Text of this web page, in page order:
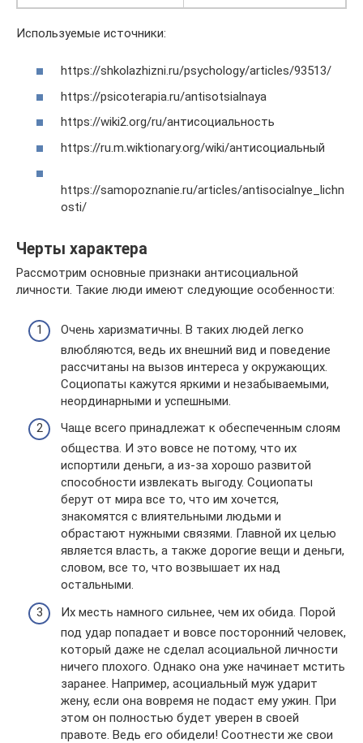
Используемые источники:
https://shkolazhizni.ru/psychology/articles/93513/
https://psicoterapia.ru/antisotsialnaya
https://wiki2.org/ru/антисоциальность
https://ru.m.wiktionary.org/wiki/антисоциальный
https://samopoznanie.ru/articles/antisocialnye_lichn
osti/
Черты характера
Рассмотрим основные признаки антисоциальной
личности. Такие люди имеют следующие особенности:
Очень харизматичны. В таких людей легко
влюбляются, ведь их внешний вид и поведение
рассчитаны на вызов интереса у окружающих.
Социопаты кажутся яркими и незабываемыми,
неординарными и успешными.
Чаще всего принадлежат к обеспеченным слоям
общества. И это вовсе не потому, что их
испортили деньги, а из-за хорошо развитой
способности извлекать выгоду. Социопаты
берут от мира все то, что им хочется,
знакомятся с влиятельными людьми и
обрастают нужными связями. Главной их целью
является власть, а также дорогие вещи и деньги,
словом, все то, что возвышает их над
остальными.
Их месть намного сильнее, чем их обида. Порой
под удар попадает и вовсе посторонний человек,
который даже не сделал асоциальной личности
ничего плохого. Однако она уже начинает мстить
заранее. Например, асоциальный муж ударит
жену, если она вовремя не подаст ему ужин. При
этом он полностью будет уверен в своей
правоте. Ведь его обидели! Соотнести же свои